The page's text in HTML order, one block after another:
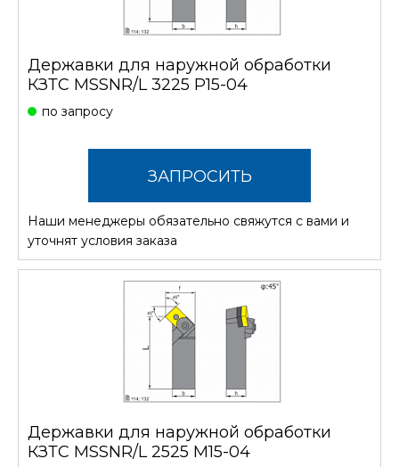
Державки для наружной обработки
КЗТС MSSNR/L 3225 P15-04
по запросу
ЗАПРОСИТЬ
СТОИМОСТЬ
Наши менеджеры обязательно свяжутся с вами и
уточнят условия заказа
Державки для наружной обработки
КЗТС MSSNR/L 2525 M15-04